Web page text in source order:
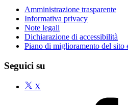
Amministrazione trasparente
Informativa privacy
Note legali
Dichiarazione di accessibilità
Piano di miglioramento del sito
Seguici su
X